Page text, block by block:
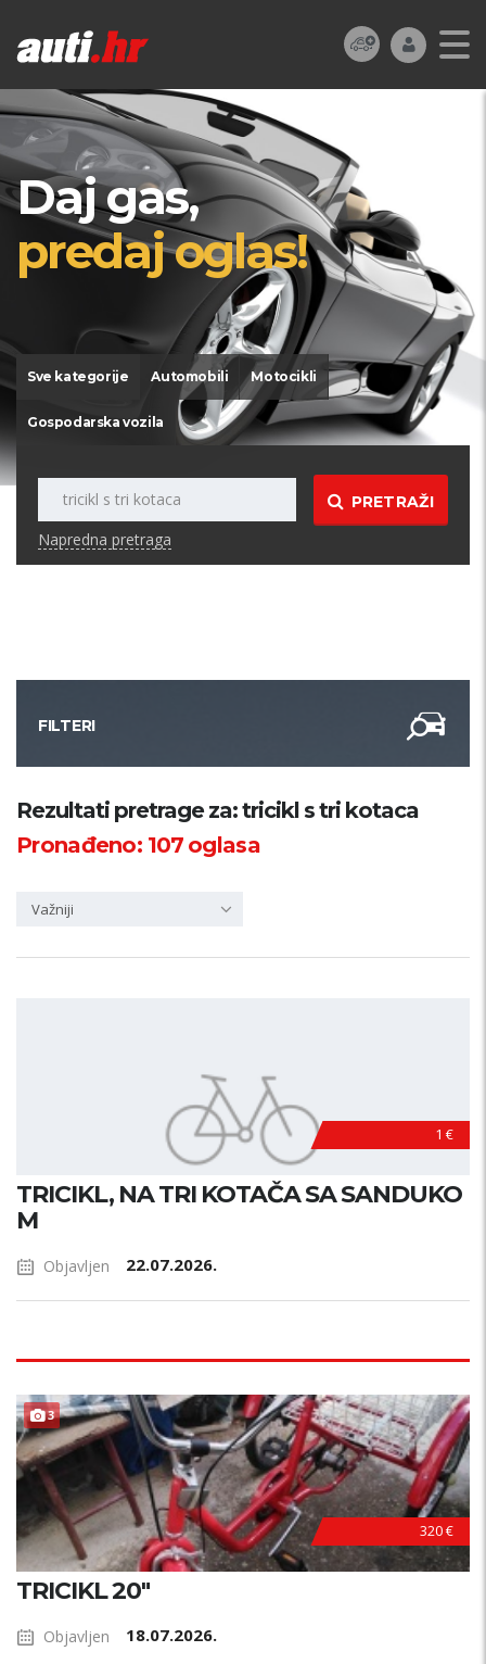
Daj gas,
predaj oglas!
Sve kategorije Automobili Motocikli
Gospodarska vozila
PRETRAŽI
Napredna pretraga
FILTERI
Kategorija
PRETRAŽI
Rezultati pretrage za: tricikl s tri kotaca
Pronađeno: 107oglasa
Važniji
1 €
TRICIKL, NA TRI KOTAČA SA SANDUKO
M
Objavljen 22.07.2026.
3
320 €
TRICIKL 20"
Objavljen 18.07.2026.